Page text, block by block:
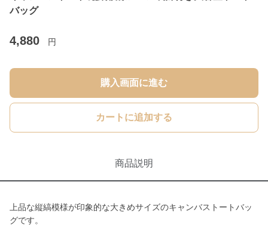
バッグ
4,880 円
購入画面に進む
カートに追加する
商品説明
上品な縦縞模様が印象的な大きめサイズのキャンバストートバッ
グです。